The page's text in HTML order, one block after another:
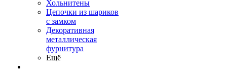
Хольнитены
Цепочки из шариков
с замком
Декоративная
металлическая
фурнитура
Ещё